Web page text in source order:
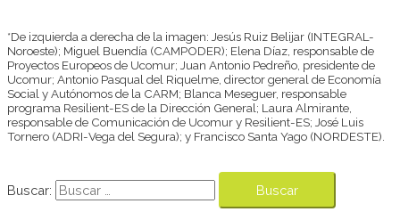
*De izquierda a derecha de la imagen: Jesús Ruiz Belijar (INTEGRAL-
Noroeste); Miguel Buendía (CAMPODER); Elena Díaz, responsable de
Proyectos Europeos de Ucomur; Juan Antonio Pedreño, presidente de
Ucomur; Antonio Pasqual del Riquelme, director general de Economía
Social y Autónomos de la CARM; Blanca Meseguer, responsable
programa Resilient-ES de la Dirección General; Laura Almirante,
responsable de Comunicación de Ucomur y Resilient-ES; José Luis
Tornero (ADRI-Vega del Segura); y Francisco Santa Yago (NORDESTE).
Buscar: